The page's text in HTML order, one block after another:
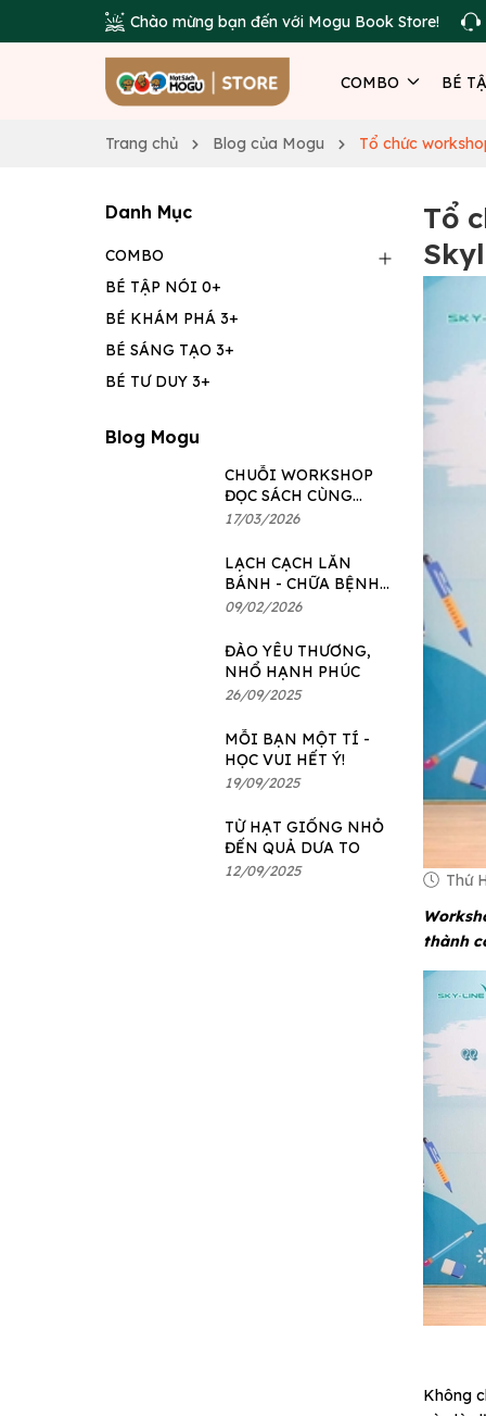
Chào mừng bạn đến với Mogu Book Store!
COMBO BÉ
Trang chủ Blog của Mogu Tổ chức
Tổ
Thứ
thành
Không
Danh Mục
COMBO
BÉ TẬP NÓI 0+
BÉ KHÁM PHÁ 3+
BÉ SÁNG TẠO 3+
BÉ TƯ DUY 3+
Blog Mogu
CHUỖI WORKSHOP
ĐỌC SÁCH CÙNG
MOGU x VINSCHOOL
17/03/2026
LẠCH CẠCH LĂN
BÁNH - CHỮA BỆNH
SIÊU NHANH!
09/02/2026
ĐÀO YÊU THƯƠNG,
NHỔ HẠNH PHÚC
26/09/2025
MỖI BẠN MỘT TÍ -
HỌC VUI HẾT Ý!
19/09/2025
TỪ HẠT GIỐNG NHỎ
ĐẾN QUẢ DƯA TO
12/09/2025